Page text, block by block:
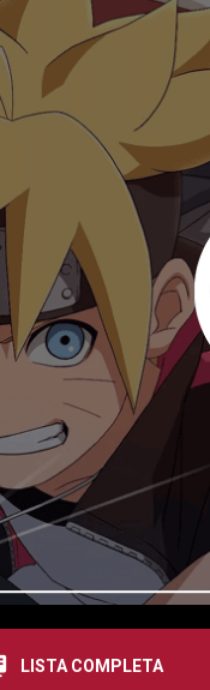
LISTA COMPLETA